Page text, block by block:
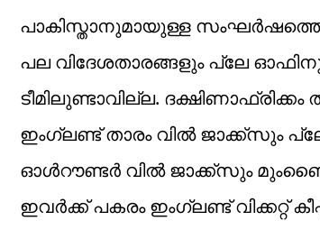
പാകിസ്താനുമായുള്ള
പല വിദേശതാരങ്ങളും പ്ലേ
ടീമിലുണ്ടാവില്ല.
ഇംഗ്ലണ്ട് താരം വിൽ ജാക്ക്സും പ്ലേ
ഓൾറൗണ്ടർ വിൽ ജാക്ക്സും
ഇവർക്ക് പകരം ഇംഗ്ലണ്ട് വിക്കറ്റ്